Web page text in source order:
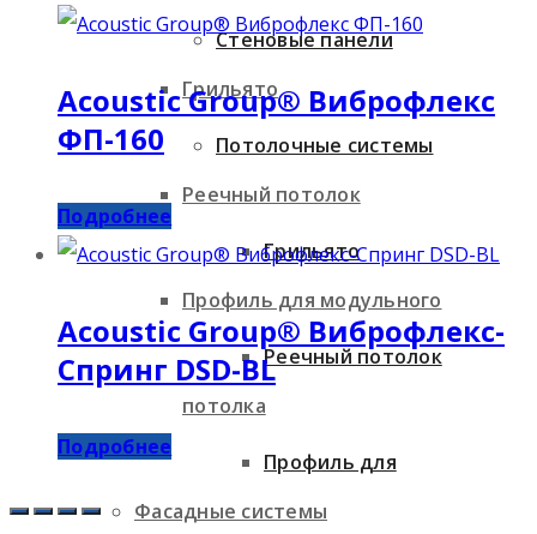
Грильято
Реечный потолок
Профиль для модульного
потолка
Фасадные системы
Стеновые панели
Потолочные системы
Грильято
Реечный потолок
Профиль для
Acoustic Group® Виброфлекс
ФП-160
Подробнее
Acoustic Group® Виброфлекс-
Спринг DSD-BL
Подробнее